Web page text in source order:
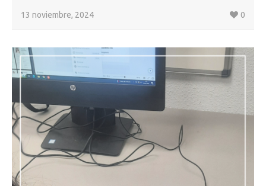
13 noviembre, 2024 0